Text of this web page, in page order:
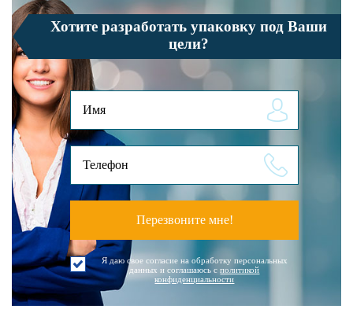
Хотите разработать упаковку под Ваши
цели?
Я даю свое согласие на обработку персональных
данных и соглашаюсь сполитикой
конфиденциальности